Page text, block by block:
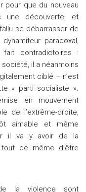
pour que du nouveau
une découverte, et
se débarrasser de
paradoxal,
contradictoires :
il a néanmoins
ciblé – n’est
« parti socialiste ».
en mouvement
de l’extrême-droite,
aimable et même
il va y avoir de la
tout de même d’être
la violence sont